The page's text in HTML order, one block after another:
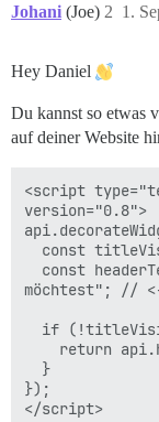
Johani (Joe) 1.
2
Hey Daniel
Du kannst so etwas
auf deiner Website
<script
version="0.8">
möchtest"; //
});